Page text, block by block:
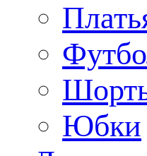
Юбки